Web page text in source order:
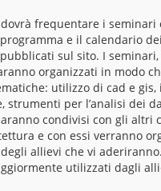
frequentare i
e il calendario
sul sito. I
organizzati in modo
utilizzo di cad e
strumenti per l’analisi dei
condivisi con gli
e con essi verranno
allievi che vi
utilizzati dagli